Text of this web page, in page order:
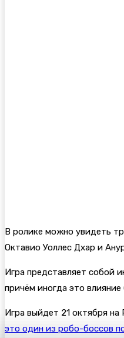
В ролике можно увидеть
Октавио Уоллес Дхар и
Игра представляет собой
причём иногда это
Игра выйдет 21 октября
это один из робо-боссов